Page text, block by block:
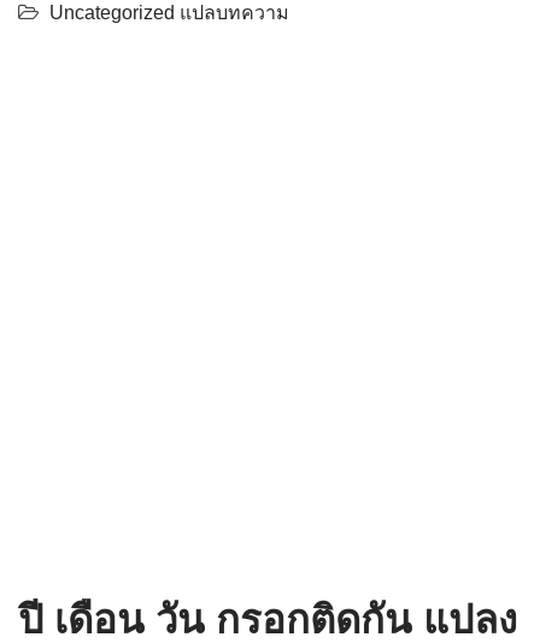
Uncategorized แปลบทความ
ปี เดือน วัน กรอกติดกัน แปลง